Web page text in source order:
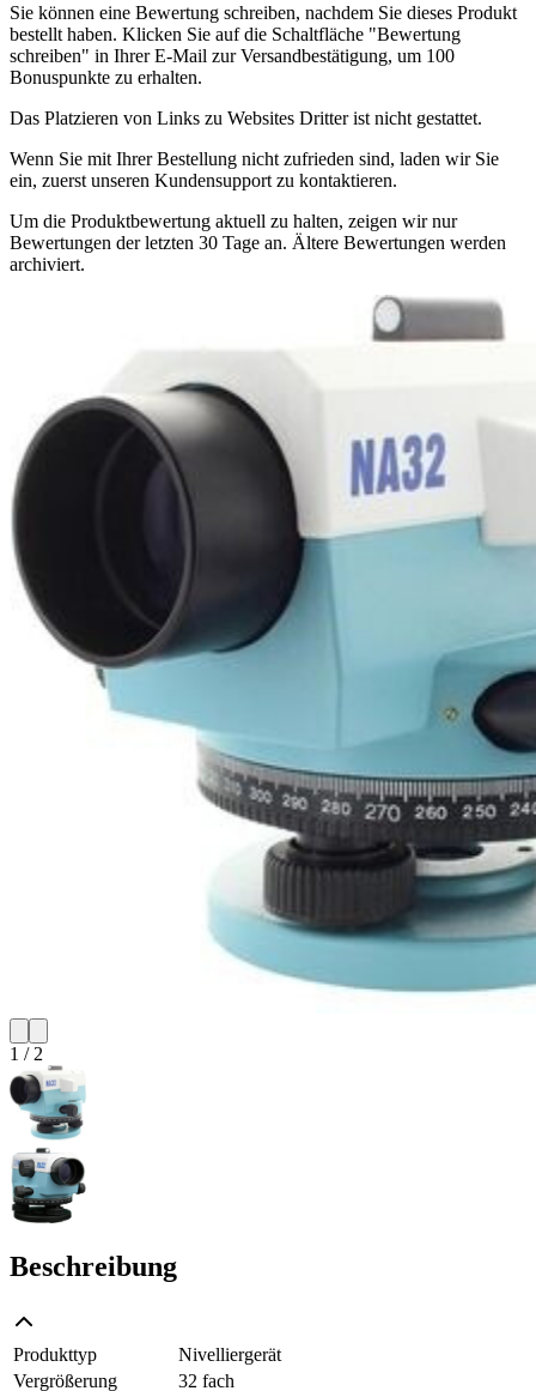
Sie können eine Bewertung schreiben, nachdem Sie dieses Produkt
bestellt haben. Klicken Sie auf die Schaltfläche "Bewertung
schreiben" in Ihrer E-Mail zur Versandbestätigung, um 100
Bonuspunkte zu erhalten.
Das Platzieren von Links zu Websites Dritter ist nicht gestattet.
Wenn Sie mit Ihrer Bestellung nicht zufrieden sind, laden wir Sie
ein, zuerst unseren Kundensupport zu kontaktieren.
Um die Produktbewertung aktuell zu halten, zeigen wir nur
Bewertungen der letzten 30 Tage an. Ältere Bewertungen werden
archiviert.
1 / 2
Beschreibung
Produkttyp
Nivelliergerät
Vergrößerung
32 fach